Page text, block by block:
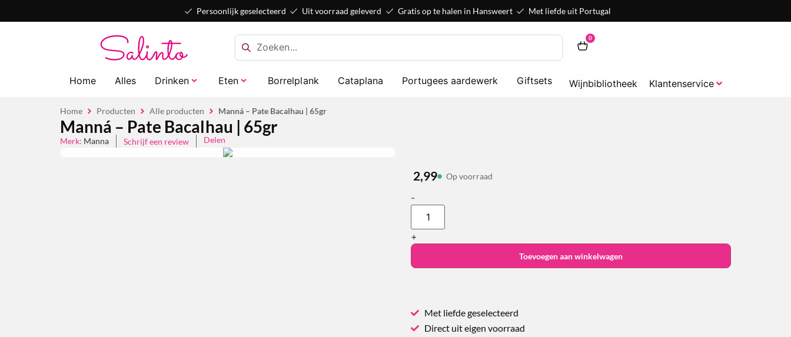
Persoonlijk geselecteerd Uit voorraad geleverd Gratis op te halen in Hansweert Met liefde uit Portugal
0
Home Alles Drinken Eten Borrelplank Cataplana Portugees aardewerk Giftsets Wijnbibliotheek Klantenservice
Home Producten Alle producten Manná – Pate Bacalhau | 65gr
Manná – Pate Bacalhau | 65gr
Merk: Manna Schrijf een review Delen
2,99 Op voorraad
-
+
Toevoegen aan winkelwagen
Met liefde geselecteerd
Direct uit eigen voorraad